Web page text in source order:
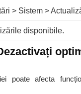
> Sistem >
disponibile.
poate afecta